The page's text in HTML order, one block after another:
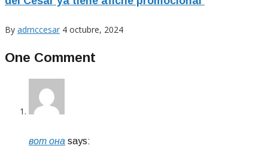
By admccesar 4 octubre, 2024
One Comment
вот она says: